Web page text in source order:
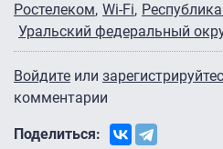
Ростелеком Wi-Fi
Уральский федеральный
Войдите или
комментарии
Поделиться: